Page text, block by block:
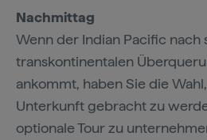
Nachmittag
Wenn der Indian Pacific nach
transkontinentalen
ankommt, haben Sie die
Unterkunft gebracht zu
optionale Tour zu